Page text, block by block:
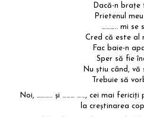
Dacă-n brațe
Prietenul
……….. mi se
Cred că este al
Fac baie-n
Sper să fie
Nu știu când, vă
Trebuie să
Noi, ……….. și ……… ……, cei mai
la creștinarea